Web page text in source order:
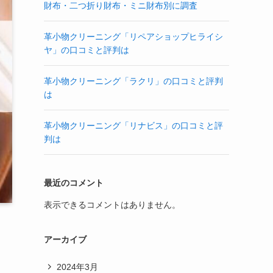
財布・二つ折り財布・ミニ財布別に調査
革小物クリーニング「リペアショップヒライシ
ヤ」の口コミと評判は
革小物クリーニング「ラクリ」の口コミと評判
は
革小物クリーニング「リナビス」の口コミと評
判は
最近のコメント
表示できるコメントはありません。
アーカイブ
2024年3月